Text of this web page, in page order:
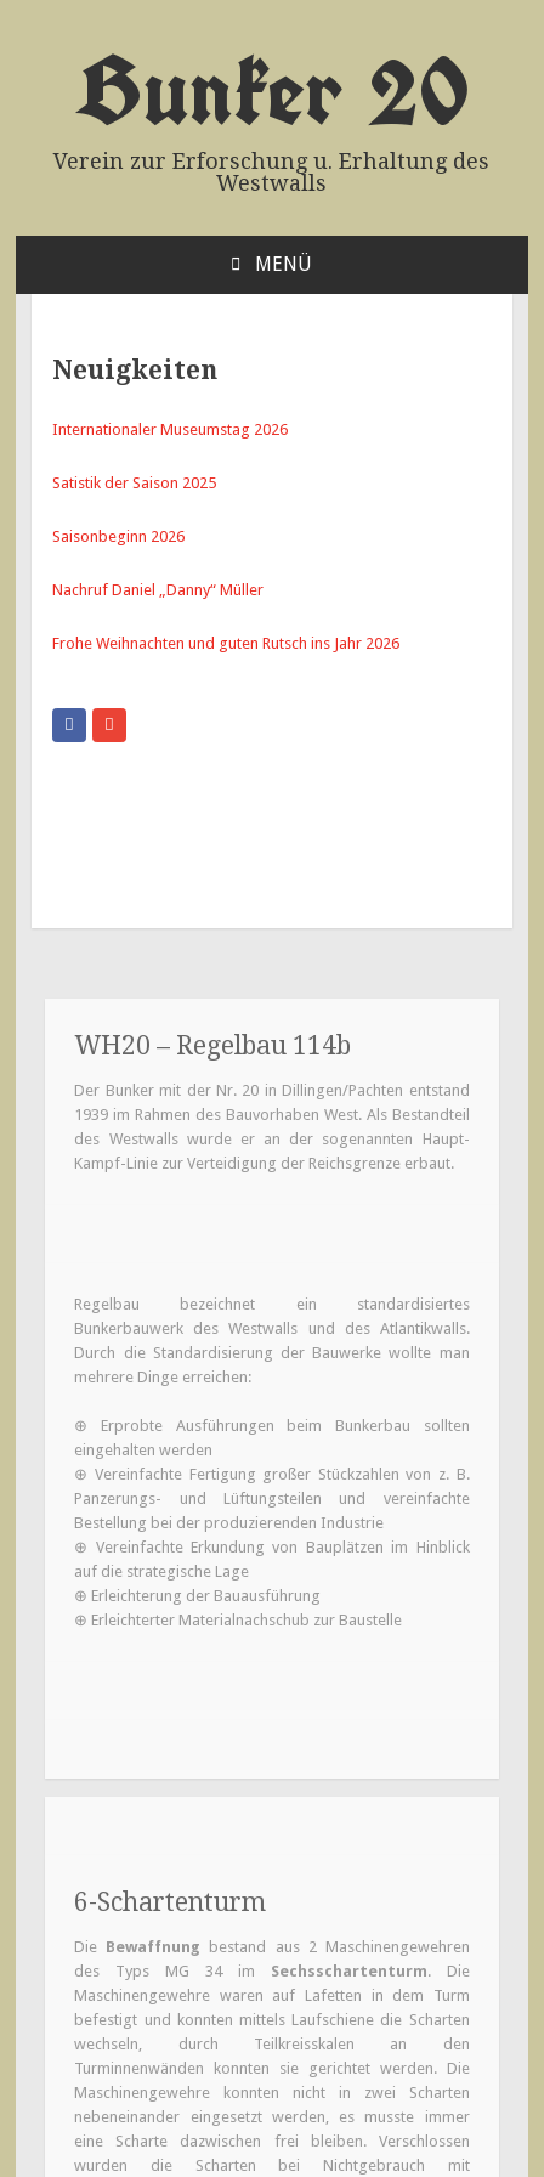
Bunker 20
Verein zur Erforschung u. Erhaltung des
Westwalls
MENÜ
Neuigkeiten
Internationaler Museumstag 2026
Satistik der Saison 2025
Saisonbeginn 2026
Nachruf Daniel „Danny“ Müller
Frohe Weihnachten und guten Rutsch ins Jahr 2026
WH20 – Regelbau 114b
Der Bunker mit der Nr. 20 in Dillingen/Pachten entstand
1939 im Rahmen des Bauvorhaben West. Als Bestandteil
des Westwalls wurde er an der sogenannten Haupt-
Kampf-Linie zur Verteidigung der Reichsgrenze erbaut.
Regelbau bezeichnet ein standardisiertes
Bunkerbauwerk des Westwalls und des Atlantikwalls.
Durch die Standardisierung der Bauwerke wollte man
mehrere Dinge erreichen:
⊕ Erprobte Ausführungen beim Bunkerbau sollten
eingehalten werden
⊕ Vereinfachte Fertigung großer Stückzahlen von z. B.
Panzerungs- und Lüftungsteilen und vereinfachte
Bestellung bei der produzierenden Industrie
⊕ Vereinfachte Erkundung von Bauplätzen im Hinblick
auf die strategische Lage
⊕ Erleichterung der Bauausführung
⊕ Erleichterter Materialnachschub zur Baustelle
6-Schartenturm
Die Bewaffnung bestand aus 2 Maschinengewehren
des Typs MG 34 im Sechsschartenturm. Die
Maschinengewehre waren auf Lafetten in dem Turm
befestigt und konnten mittels Laufschiene die Scharten
wechseln, durch Teilkreisskalen an den
Turminnenwänden konnten sie gerichtet werden. Die
Maschinengewehre konnten nicht in zwei Scharten
nebeneinander eingesetzt werden, es musste immer
eine Scharte dazwischen frei bleiben. Verschlossen
wurden die Scharten bei Nichtgebrauch mit